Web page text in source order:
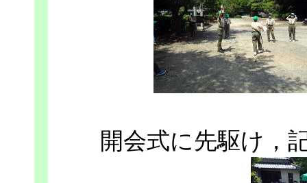
開会式に先駆け，